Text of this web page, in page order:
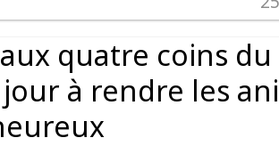
quatre coins
à rendre les